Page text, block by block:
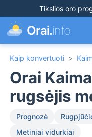
Tikslios oro
Orai.info
Kaip konvertuoti >
Orai
rugsėjis
Prognozė
Metiniai vidurkiai